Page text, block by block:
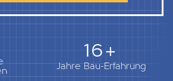
18+
Jahre Bau-Erfahrung